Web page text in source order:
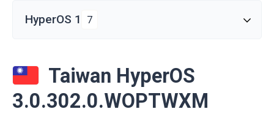
HyperOS 1 7
Taiwan HyperOS
3.0.302.0.WOPTWXM